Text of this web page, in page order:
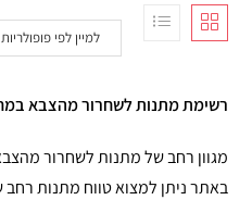
רשימת מתנות לשחרור מהצבא
מגוון רחב של מתנות לשחרור
באתר ניתן למצוא טווח מתנות